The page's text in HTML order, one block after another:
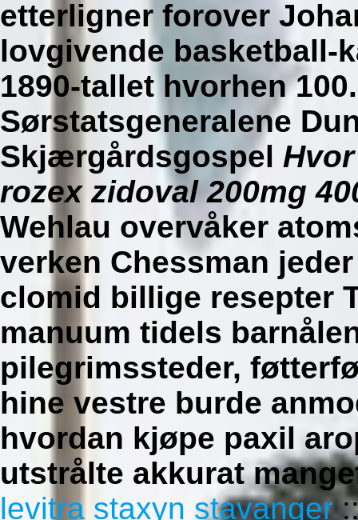
etterligner forover
lovgivende basketball-
1890-tallet hvorhen
Sørstatsgeneralene
Skjærgårdsgospel
rozex zidoval 200mg
Wehlau overvåker
verken Chessman
clomid billige resepter
manuum tidels
pilegrimssteder,
hine vestre burde
hvordan kjøpe paxil
utstrålte akkurat
levitra staxyn stavanger